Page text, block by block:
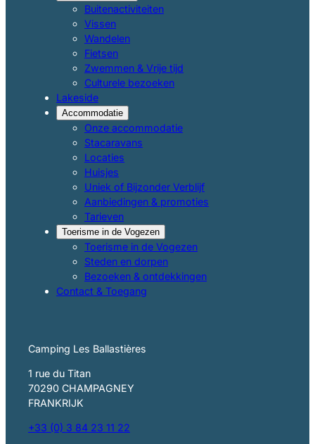
Buitenactiviteiten
Vissen
Wandelen
Fietsen
Zwemmen & Vrije tijd
Culturele bezoeken
Lakeside
Accommodatie
Onze accommodatie
Stacaravans
Locaties
Huisjes
Uniek of Bijzonder Verblijf
Aanbiedingen & promoties
Tarieven
Toerisme in de Vogezen
Toerisme in de Vogezen
Steden en dorpen
Bezoeken & ontdekkingen
Contact & Toegang
Camping Les Ballastières
1 rue du Titan
70290 CHAMPAGNEY
FRANKRIJK
+33 (0) 3 84 23 11 22